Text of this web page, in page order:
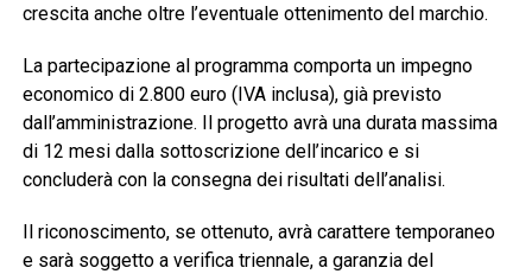
crescita anche oltre l’eventuale ottenimento del marchio.
La partecipazione al programma comporta un impegno
economico di 2.800 euro (IVA inclusa), già previsto
dall’amministrazione. Il progetto avrà una durata massima
di 12 mesi dalla sottoscrizione dell’incarico e si
concluderà con la consegna dei risultati dell’analisi.
Il riconoscimento, se ottenuto, avrà carattere temporaneo
e sarà soggetto a verifica triennale, a garanzia del